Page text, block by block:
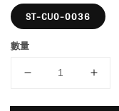
ST-CU0-0036
數量